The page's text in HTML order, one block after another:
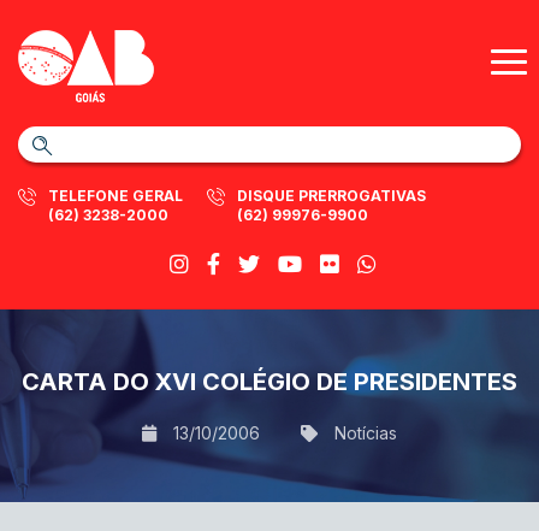
TELEFONE GERAL
(62) 3238-2000
DISQUE PRERROGATIVAS
(62) 99976-9900
CARTA DO XVI COLÉGIO DE PRESIDENTES
13/10/2006 Notícias